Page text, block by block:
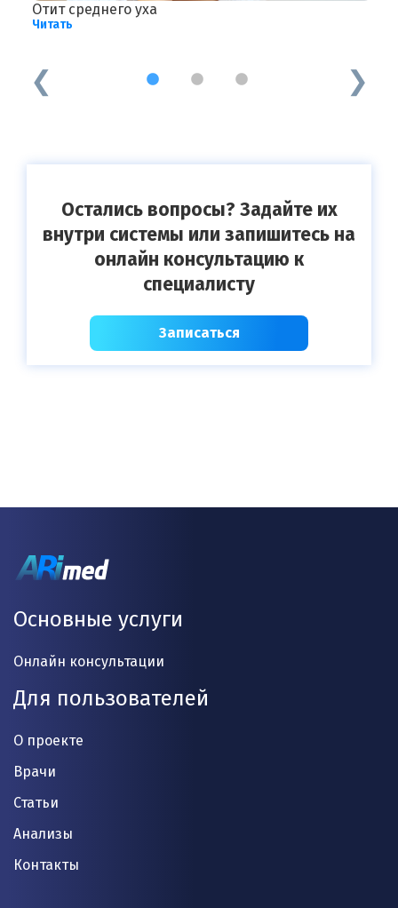
Отит среднего уха
Читать
1 2 3
Остались вопросы? Задайте их
внутри системы или запишитесь на
онлайн консультацию к
специалисту
Записаться
Основные услуги
Онлайн консультации
Для пользователей
О проекте
Врачи
Статьи
Анализы
Контакты